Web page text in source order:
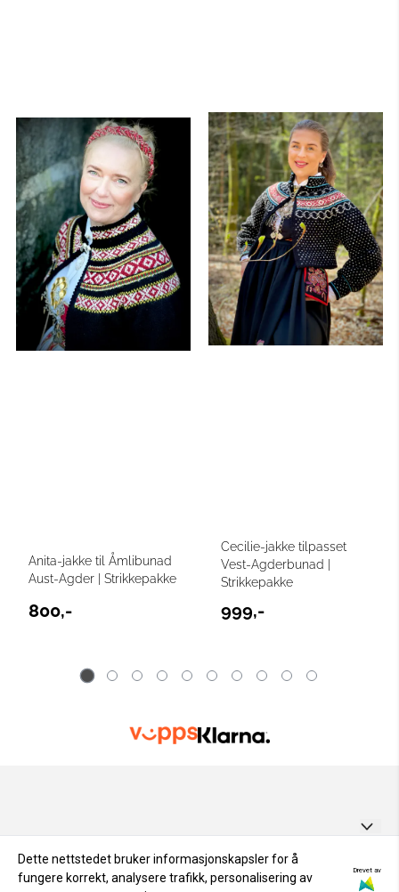
Anita-jakke til Åmlibunad
Aust-Agder | Strikkepakke
800,-
Cecilie-jakke tilpasset
Vest-Agderbunad |
Strikkepakke
999,-
GARNUNIVERSET AS
Odden 1
Personvern
Dette nettstedet bruker informasjonskapsler for å
fungere korrekt, analysere trafikk, personalisering av
Drevet av